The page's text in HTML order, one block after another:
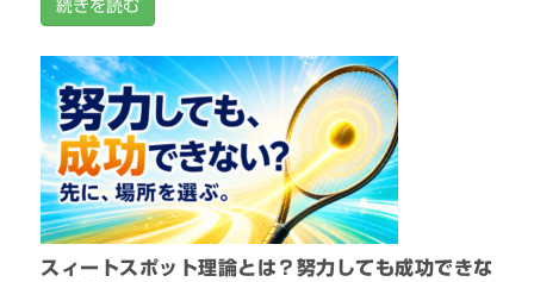
続きを読む
スィートスポット理論とは？努力しても成功できな